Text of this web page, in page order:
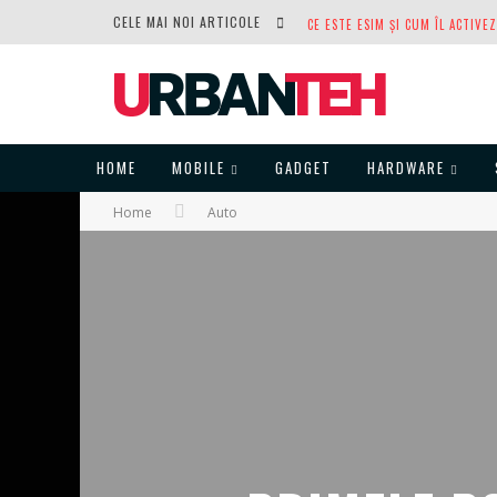
CELE MAI NOI ARTICOLE
DUPĂ ANI DE REFUZURI,
HOME MOBILE GADGET HARDWARE
Home Auto